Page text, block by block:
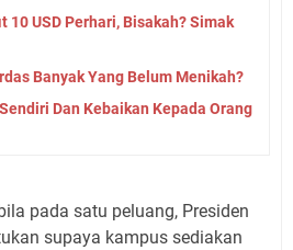
10 USD Perhari, Bisakah? Simak
Banyak Yang Belum Menikah?
Dan Kebaikan Kepada Orang
pada satu peluang, Presiden
supaya kampus sediakan